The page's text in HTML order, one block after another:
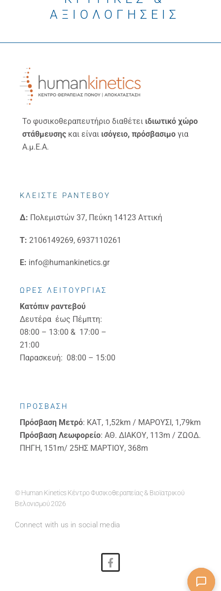
ΑΞΙΟΛΟΓΗΣΕΙΣ
Το φυσικοθεραπευτήριο διαθέτει ιδιωτικό χώρο
στάθμευσης και είναι ισόγειο, πρόσβασιμο για
Α.μ.Ε.Α.
ΚΛΕΙΣΤΕ ΡΑΝΤΕΒΟΥ
Δ: Πολεμιστών 37, Πεύκη 14123 Αττική
Τ: 2106149269, 6937110261
E: info@humankinetics.gr
ΩΡΕΣ ΛΕΙΤΟΥΡΓΙΑΣ
Κατόπιν ραντεβού
Δευτέρα έως Πέμπτη:
08:00 – 13:00 & 17:00 –
21:00
Παρασκευή: 08:00 – 15:00
ΠΡΟΣΒΑΣΗ
Πρόσβαση Μετρό: ΚΑΤ, 1,52km / ΜΑΡΟΥΣΙ, 1,79km
Πρόσβαση Λεωφορείο: ΑΘ. ΔΙΑΚΟΥ, 113m / ΖΩΟΔ.
ΠΗΓΗ, 151m/ 25ΗΣ ΜΑΡΤΙΟΥ, 368m
© Human Kinetics Κέντρο Φυσικοθεραπείας & Βιοϊατρικού
Βελονισμού 2026
Connect with us in social media